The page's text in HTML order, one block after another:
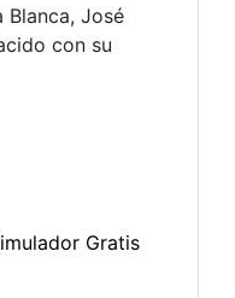
Blanca, José
con su